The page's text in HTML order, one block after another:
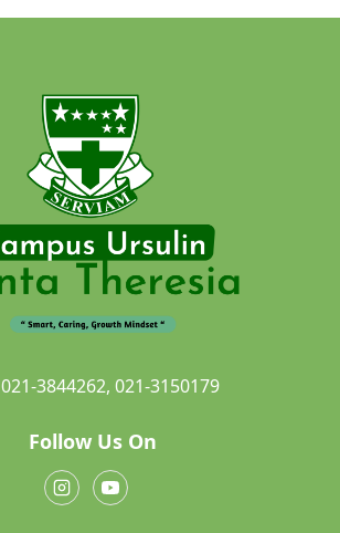
021-3844262, 021-3150179
Follow Us On